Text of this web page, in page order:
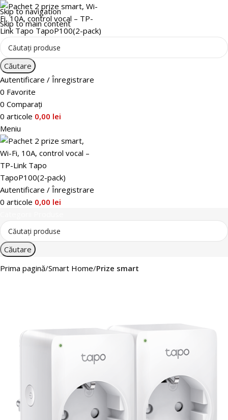
Skip to navigation
Skip to main content
Căutare
Autentificare / Înregistrare
0 Favorite
0 Comparați
0 articole 0,00 lei
Meniu
Autentificare / Înregistrare
0 articole 0,00 lei
Căutare
Prima pagină Smart Home Prize smart